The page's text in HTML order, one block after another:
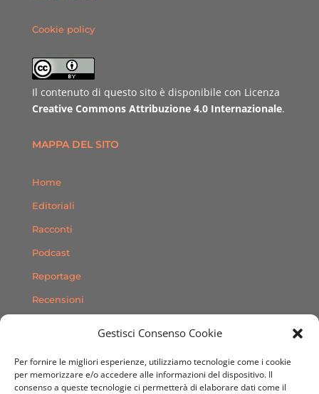
Gestisci Consenso Cookie
Per fornire le migliori esperienze, utilizziamo tecnologie come i cookie
per memorizzare e/o accedere alle informazioni del dispositivo. Il
consenso a queste tecnologie ci permetterà di elaborare dati come il
Cookie policy
Il contenuto di questo sito è disponibile con Licenza
Creative Commons Attribuzione 4.0 Internazionale.
MAPPA DEL SITO
Home
Editoriali
Racconti
Podcast
Reportage
Recensioni
Contatti